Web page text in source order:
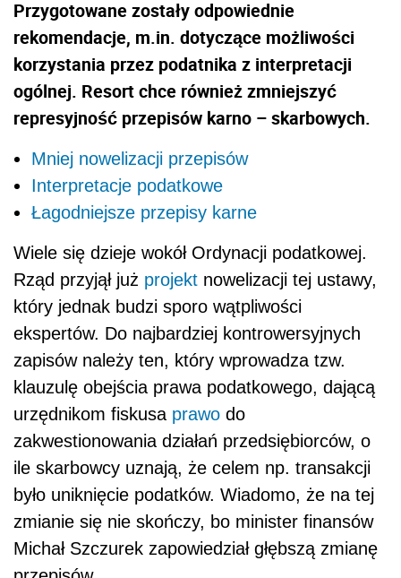
Przygotowane zostały odpowiednie
rekomendacje, m.in. dotyczące możliwości
korzystania przez podatnika z interpretacji
ogólnej. Resort chce również zmniejszyć
represyjność przepisów karno – skarbowych.
Mniej nowelizacji przepisów
Interpretacje podatkowe
Łagodniejsze przepisy karne
Wiele się dzieje wokół Ordynacji podatkowej.
Rząd przyjął już projekt nowelizacji tej ustawy,
który jednak budzi sporo wątpliwości
ekspertów. Do najbardziej kontrowersyjnych
zapisów należy ten, który wprowadza tzw.
klauzulę obejścia prawa podatkowego, dającą
urzędnikom fiskusa prawo do
zakwestionowania działań przedsiębiorców, o
ile skarbowcy uznają, że celem np. transakcji
było uniknięcie podatków. Wiadomo, że na tej
zmianie się nie skończy, bo minister finansów
Michał Szczurek zapowiedział głębszą zmianę